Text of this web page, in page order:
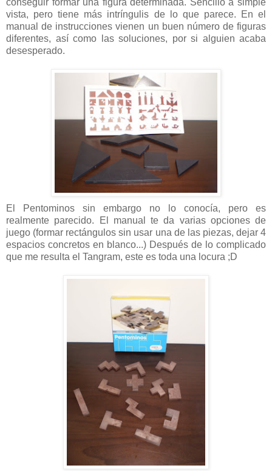
vista, pero tiene más intríngulis de lo que parece. En el
manual de instrucciones vienen un buen número de figuras
diferentes, así como las soluciones, por si alguien acaba
desesperado.
El Pentominos sin embargo no lo conocía, pero es
realmente parecido. El manual te da varias opciones de
juego (formar rectángulos sin usar una de las piezas, dejar 4
espacios concretos en blanco...) Después de lo complicado
que me resulta el Tangram, este es toda una locura ;D